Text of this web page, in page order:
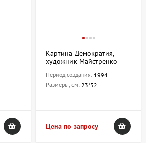
Картина Демократия,
художник Майстренко
Период создания: 1994
Размеры, см: 23*32
Цена по запросу